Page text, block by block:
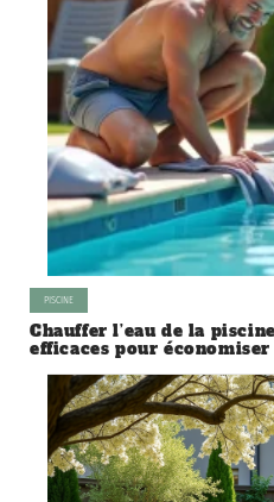
PISCINE
Chauffer l’eau de la
efficaces pour économiser